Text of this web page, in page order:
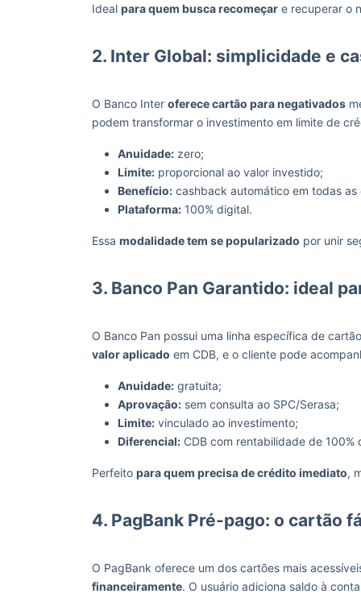
Ideal para quem busca recomeçar e recuperar o
2. Inter Global: simplicidade e
O Banco Inter oferece cartão para negativados
podem transformar o investimento em limite de
Anuidade: zero;
Limite: proporcional ao valor investido;
Benefício: cashback automático em todas as
Plataforma: 100% digital.
Essa modalidade tem se popularizado por unir
3. Banco Pan Garantido: ideal
O Banco Pan possui uma linha específica de
valor aplicado em CDB, e o cliente pode
Anuidade: gratuita;
Aprovação: sem consulta ao SPC/Serasa;
Limite: vinculado ao investimento;
Diferencial: CDB com rentabilidade de 100%
Perfeito para quem precisa de crédito imediato,
4. PagBank Pré-pago: o cartão
O PagBank oferece um dos cartões mais
financeiramente. O usuário adiciona saldo à